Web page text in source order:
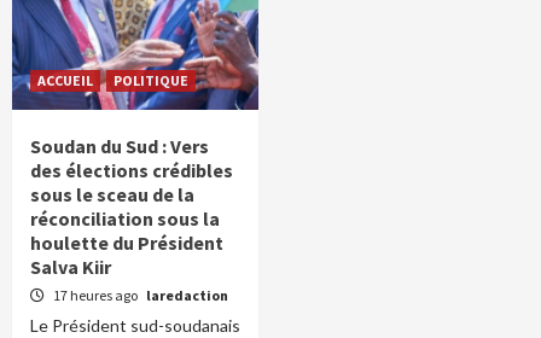
ACCUEIL POLITIQUE
Soudan du Sud : Vers
des élections crédibles
sous le sceau de la
réconciliation sous la
houlette du Président
Salva Kiir
17 heures ago laredaction
Le Président sud-soudanais